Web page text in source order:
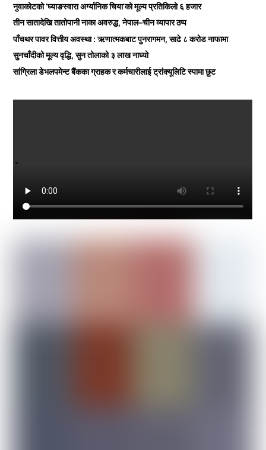
नुवाकोटको ‘घ्याङस्वारा अर्ग्यानिक चिया’को मूल्य प्रतिकिलो ६ हजार
तीन सातादेखि तातोपानी नाका अवरुद्ध, नेपाल–चीन व्यापार ठप्प
पाँचथर पावर वित्तीय अवस्था : ऋणात्मकबाट पुनरागमन, साढे ८ करोड नाफामा
सुनचाँदीको मूल्य वृद्धि, सुन तोलाको ३ लाख नाघ्यो
सांग्रिला डेभलपमेन्ट बैंकका ग्राहक र कर्मचारीलाई ट्रांक्यूलिटि स्पामा छुट